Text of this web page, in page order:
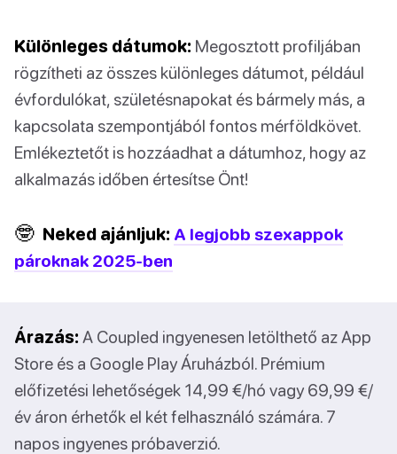
Különleges dátumok: Megosztott profiljában
rögzítheti az összes különleges dátumot, például
évfordulókat, születésnapokat és bármely más, a
kapcsolata szempontjából fontos mérföldkövet.
Emlékeztetőt is hozzáadhat a dátumhoz, hogy az
alkalmazás időben értesítse Önt!
🤓 Neked ajánljuk: A legjobb szexappok
pároknak 2025-ben
Árazás: A Coupled ingyenesen letölthető az App
Store és a Google Play Áruházból. Prémium
előfizetési lehetőségek 14,99 €/hó vagy 69,99 €/
év áron érhetők el két felhasználó számára. 7
napos ingyenes próbaverzió.